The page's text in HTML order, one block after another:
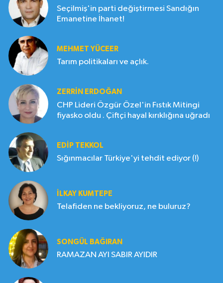
Seçilmiş'in parti değiştirmesi Sandığın
Emanetine İhanet!
MEHMET YÜCEER
Tarım politikaları ve açlık.
ZERRIN ERDOĞAN
CHP Lideri Özgür Özel'in Fıstık Mitingi
fiyasko oldu . Çiftçi hayal kırıklığına uğradı
EDIP TEKKOL
Sığınmacılar Türkiye'yi tehdit ediyor (!)
İLKAY KUMTEPE
Telafiden ne bekliyoruz, ne buluruz?
SONGÜL BAĞIRAN
RAMAZAN AYI SABIR AYIDIR